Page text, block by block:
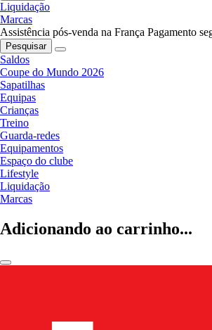
Liquidação
Marcas
Assistência pós-venda na França Pagamento
Pesquisar
Saldos
Coupe do Mundo 2026
Sapatilhas
Equipas
Crianças
Treino
Guarda-redes
Equipamentos
Espaço do clube
Lifestyle
Liquidação
Marcas
Adicionando ao carrinho...